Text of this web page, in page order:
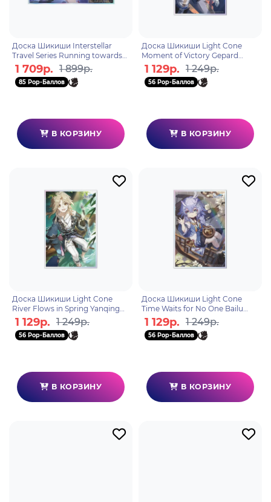
Доска Шикиши Interstellar
Travel Series Running towards
the abyss 6942421143307
1 709р. 1 899р.
85 Pop-Баллов
В КОРЗИНУ
Доска Шикиши Light Cone
Moment of Victory Gepard
6976068148517
1 129р. 1 249р.
56 Pop-Баллов
В КОРЗИНУ
Доска Шикиши Light Cone
River Flows in Spring Yanqing
6976068148531
1 129р. 1 249р.
56 Pop-Баллов
В КОРЗИНУ
Доска Шикиши Light Cone
Time Waits for No One Bailu
6976068140962
1 129р. 1 249р.
56 Pop-Баллов
В КОРЗИНУ